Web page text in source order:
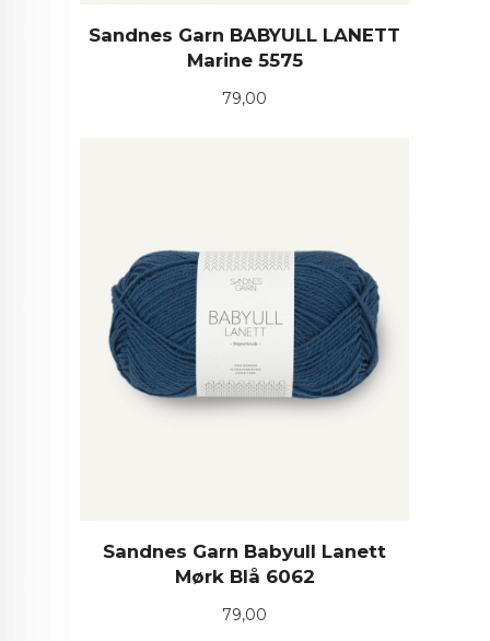
Sandnes Garn BABYULL LANETT
Marine 5575
Pris
79,00
Sandnes Garn Babyull Lanett
Mørk Blå 6062
Pris
79,00